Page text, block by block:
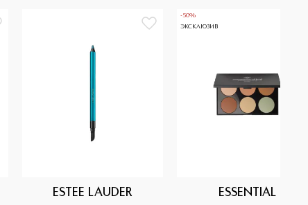
ESTEE LAUDER
-50%
ЭКСКЛЮЗИВ
ESSENTIAL